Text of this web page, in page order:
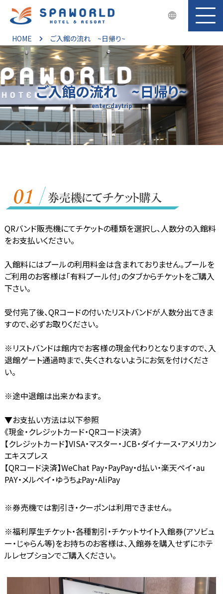
HOME ご入館の流れ ~日帰り~
ご入館の流れ ~日帰り~
enter-daytrip
QRバンド販売機にてチケットの種類を選択し、人数分の入館料
をお支払いください。
入館料にはプールの利用料金は含まれておりません。プールを
ご利用のお客様は「有料プール付」のタブからチケットをご購入
下さい。
受付完了後、QRコードの付いたリストバンドが人数分出てきま
すので、必ずお取りください。
※リストバンドは館内でお客様の現金代わりとなりますので、入
退館ゲート通過時まで、失くされないようにお気を付けくださ
い。
※途中退館は出来かねます。
▼お支払い方法は以下参照
《現金・クレジットカード・QRコード決済》
【クレジットカード】VISA・マスター・JCB・ダイナース・アメリカン
エキスプレス
【QRコード決済】WeChat Pay・PayPay・d払い・楽天ペイ・au
PAY・メルペイ・ゆうちょPay・AliPay
※券売機では割引き・クーポンは利用できません。
※福利厚生チケット・各種割引・チケットサイト入館券(アソビュ
ー・じゃらん等)をお持ちのお客様は、入館券を購入せずにホテ
ルレセプションでご購入ください。